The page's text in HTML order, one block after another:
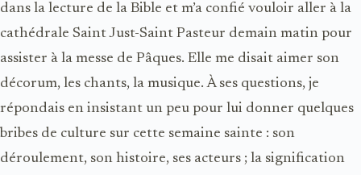
dans la lecture de la Bible et m’a confié vouloir aller à la
cathédrale Saint Just-Saint Pasteur demain matin pour
assister à la messe de Pâques. Elle me disait aimer son
décorum, les chants, la musique. À ses questions, je
répondais en insistant un peu pour lui donner quelques
bribes de culture sur cette semaine sainte : son
déroulement, son histoire, ses acteurs ; la signification